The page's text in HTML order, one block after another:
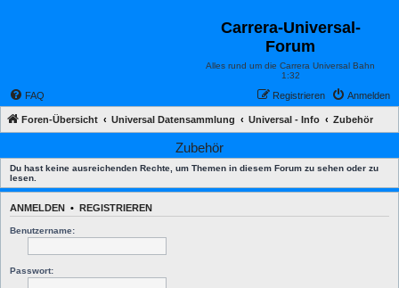
Carrera-Universal-
Forum
Alles rund um die Carrera Universal Bahn
1:32
FAQ Anmelden
Registrieren
Foren-Übersicht Universal Datensammlung Universal - Info Zubehör
Zubehör
Du hast keine ausreichenden Rechte, um Themen in diesem Forum zu sehen oder zu
lesen.
ANMELDEN • REGISTRIEREN
Benutzername:
Passwort: